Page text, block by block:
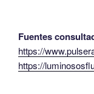
Fuentes
https://
https://